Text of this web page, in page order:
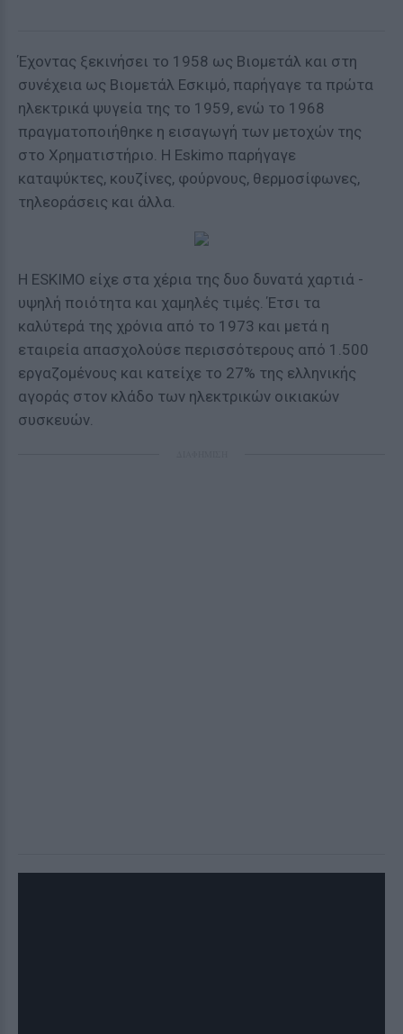
Έχοντας ξεκινήσει το 1958 ως Βιομετάλ και στη
συνέχεια ως Βιομετάλ Εσκιμό, παρήγαγε τα πρώτα
ηλεκτρικά ψυγεία της το 1959, ενώ το 1968
πραγματοποιήθηκε η εισαγωγή των μετοχών της
στο Χρηματιστήριο. Η Eskimo παρήγαγε
καταψύκτες, κουζίνες, φούρνους, θερμοσίφωνες,
τηλεοράσεις και άλλα.
Η ESKIMO είχε στα χέρια της δυο δυνατά χαρτιά -
υψηλή ποιότητα και χαμηλές τιμές. Έτσι τα
καλύτερά της χρόνια από το 1973 και μετά η
εταιρεία απασχολούσε περισσότερους από 1.500
εργαζομένους και κατείχε το 27% της ελληνικής
αγοράς στον κλάδο των ηλεκτρικών οικιακών
συσκευών.